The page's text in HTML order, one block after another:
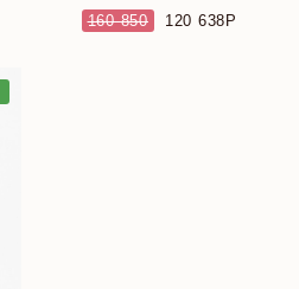
160 850 120 638